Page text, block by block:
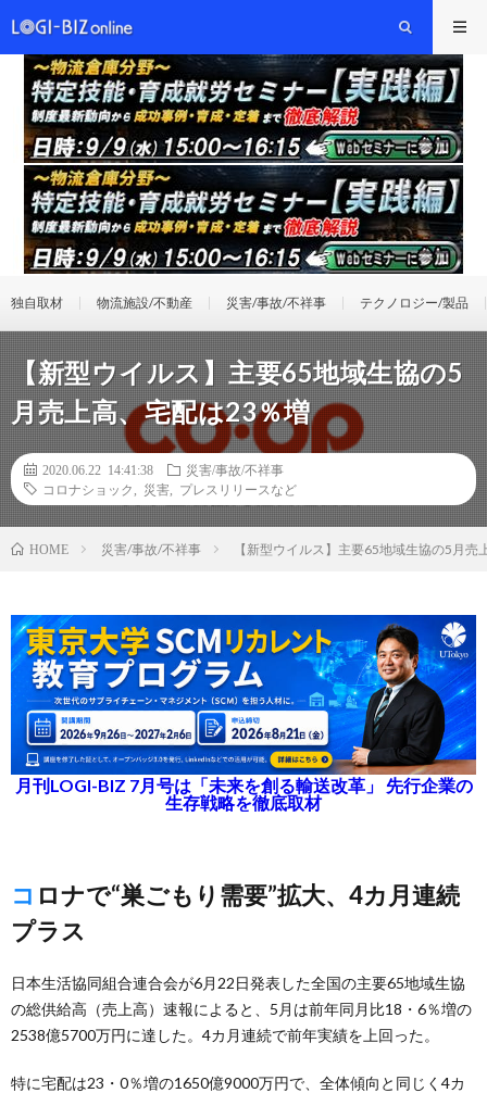
独自取材 物流施設/不動産 災害/事故/不祥事 テクノロジー/製品
【新型ウイルス】主要65地域生協の5
月売上高、宅配は23％増
2020.06.22 14:41:38
災害/事故/不祥事
コロナショック
災害 プレスリリースなど
HOME 災害/事故/不祥事 【新型ウイルス】主要65地域生協の5月売
月刊LOGI-BIZ 7月号は「未来を創る輸送改革」 先行企業の
生存戦略を徹底取材
コロナで“巣ごもり需要”拡大、4カ月連続
プラス
日本生活協同組合連合会が6月22日発表した全国の主要65地域生協
の総供給高（売上高）速報によると、5月は前年同月比18・6％増の
2538億5700万円に達した。4カ月連続で前年実績を上回った。
特に宅配は23・0％増の1650億9000万円で、全体傾向と同じく4カ